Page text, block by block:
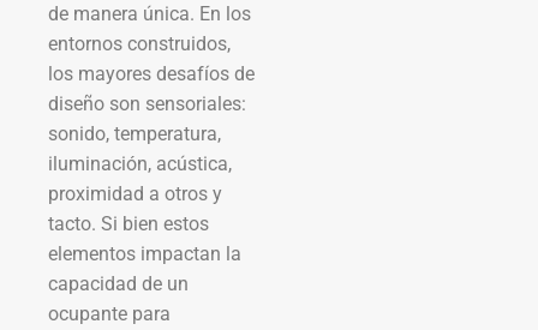
de manera única. En los
entornos construidos,
los mayores desafíos de
diseño son sensoriales:
sonido, temperatura,
iluminación, acústica,
proximidad a otros y
tacto. Si bien estos
elementos impactan la
capacidad de un
ocupante para